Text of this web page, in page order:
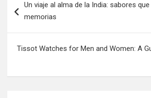
navigation
Un viaje al alma de la India: sabores
memorias
Tissot Watches for Men and Women: A